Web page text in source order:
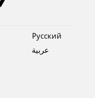
Pусский
عربية